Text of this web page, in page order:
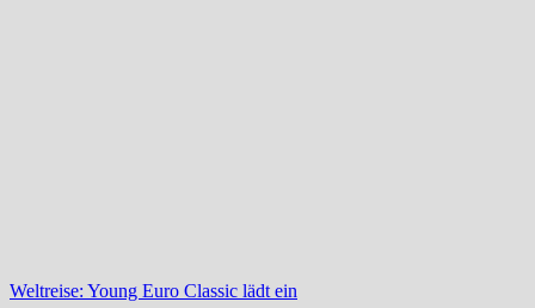
Weltreise: Young Euro Classic lädt ein